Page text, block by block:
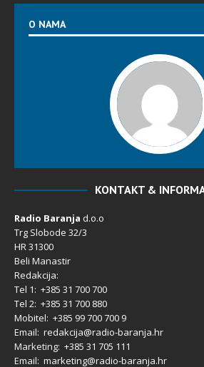
O NAMA
KONTAKT &
Radio Baranja d.o.o
Trg Slobode 32/3
HR 31300
Beli Manastir
Redakcija:
Tel 1: +385 31 700 700
Tel 2: +385 31 700 880
Mobitel: +385 99 700 700 9
Email: redakcija@radio-baranja.hr
Marketing: +385 31 705 111
Email: marketing@radio-baranja.hr